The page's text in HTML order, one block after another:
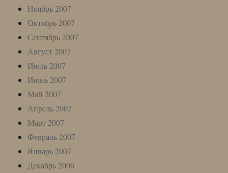
Ноябрь 2007
Октябрь 2007
Сентябрь 2007
Август 2007
Июль 2007
Июнь 2007
Май 2007
Апрель 2007
Март 2007
Февраль 2007
Январь 2007
Декабрь 2006